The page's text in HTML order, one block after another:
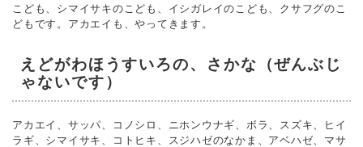
こども、シマイサキのこども、イシガレイのこども、クサフグのこ
どもです。アカエイも、やってきます。
えどがわほうすいろの、さかな（ぜんぶじ
ゃないです）
アカエイ、サッパ、コノシロ、ニホンウナギ、ボラ、スズキ、ヒイ
ラギ、シマイサキ、コトヒキ、スジハゼのなかま、アベハゼ、マサ